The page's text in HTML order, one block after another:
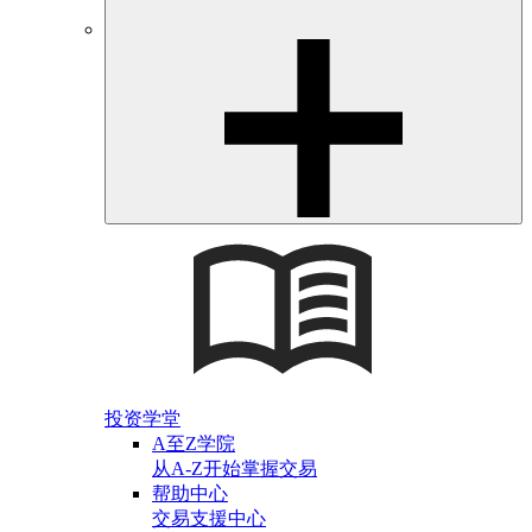
投资学堂
A至Z学院
从A-Z开始掌握交易
帮助中心
交易支援中心